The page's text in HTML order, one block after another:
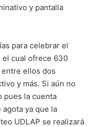
y pantalla
para celebrar el
el cual ofrece 630
ellos dos
y más. Si aún no
pues la cuenta
ya que la
UDLAP se realizará